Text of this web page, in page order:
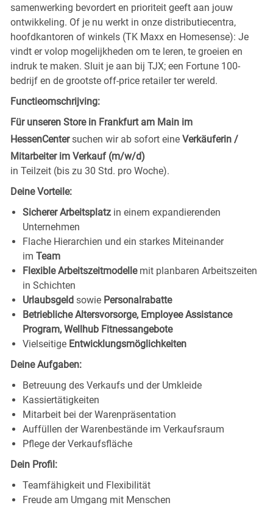
samenwerking bevordert en prioriteit geeft aan jouw
ontwikkeling. Of je nu werkt in onze distributiecentra,
hoofdkantoren of winkels (TK Maxx en Homesense): Je
vindt er volop mogelijkheden om te leren, te groeien en
indruk te maken. Sluit je aan bij TJX; een Fortune 100-
bedrijf en de grootste off-price retailer ter wereld.
Functieomschrijving:
Für unseren Store in Frankfurt am Main im
HessenCenter suchen wir ab sofort eine Verkäuferin /
Mitarbeiter im Verkauf (m/w/d)
in Teilzeit (bis zu 30 Std. pro Woche).
Deine Vorteile:
Sicherer Arbeitsplatz in einem expandierenden
Unternehmen
Flache Hierarchien und ein starkes Miteinander
im Team
Flexible Arbeitszeitmodelle mit planbaren Arbeitszeiten
in Schichten
Urlaubsgeld sowie Personalrabatte
Betriebliche Altersvorsorge, Employee Assistance
Program, Wellhub Fitnessangebote
Vielseitige Entwicklungsmöglichkeiten
Deine Aufgaben:
Betreuung des Verkaufs und der Umkleide
Kassiertätigkeiten
Mitarbeit bei der Warenpräsentation
Auffüllen der Warenbestände im Verkaufsraum
Pflege der Verkaufsfläche
Dein Profil:
Teamfähigkeit und Flexibilität
Freude am Umgang mit Menschen